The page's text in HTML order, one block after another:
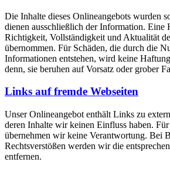
Die Inhalte dieses Onlineangebots wurden
dienen ausschließlich der Information. Eine
Richtigkeit, Vollständigkeit und Aktualität
übernommen. Für Schäden, die durch die
Informationen entstehen, wird keine
denn, sie beruhen auf Vorsatz oder grober
Links auf fremde Webseiten
Unser Onlineangebot enthält Links zu
deren Inhalte wir keinen Einfluss haben.
übernehmen wir keine Verantwortung. Bei
Rechtsverstößen werden wir die
entfernen.